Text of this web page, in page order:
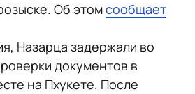
Об этомсообщает
Назарца задержали во
документов в
на Пхукете. После